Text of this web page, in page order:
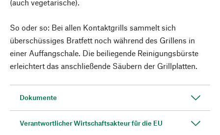
(auch vegetarische).
So oder so: Bei allen Kontaktgrills sammelt sich
überschüssiges Bratfett noch während des Grillens in
einer Auffangschale. Die beiliegende Reinigungsbürste
erleichtert das anschließende Säubern der Grillplatten.
Dokumente
Verantwortlicher Wirtschaftsakteur für die EU